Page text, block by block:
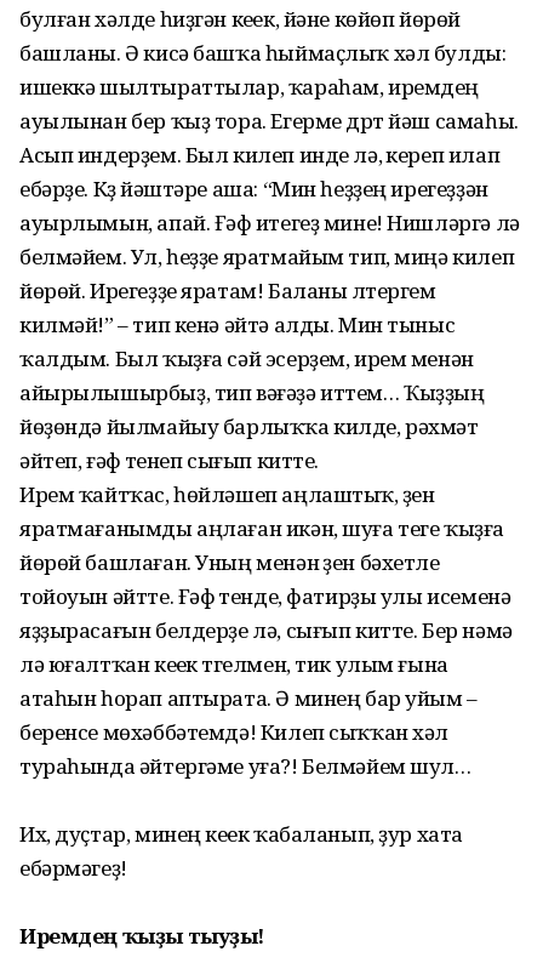
булған хәлде һиҙгән кеүек, йәне көйөп йөрөй
башланы. Ә кисә башҡа һыймаҫлыҡ хәл булды:
ишеккә шылтыраттылар, ҡараһам, иремдең
ауылынан бер ҡыҙ тора. Егерме дүрт йәш самаһы.
Асып индерҙем. Был килеп инде лә, үкереп илап
ебәрҙе. Күҙ йәштәре аша: “Мин һеҙҙең ирегеҙҙән
ауырлымын, апай. Ғәфү итегеҙ мине! Нишләргә лә
белмәйем. Ул, һеҙҙе яратмайым тип, миңә килеп
йөрөй. Ирегеҙҙе яратам! Баланы үлтергем
килмәй!” – тип кенә әйтә алды. Мин тыныс
ҡалдым. Был ҡыҙға сәй эсер­ҙем, ирем менән
айырылышырбыҙ, тип вәғәҙә иттем… Ҡыҙҙың
йөҙөндә йылмайыу барлыҡҡа килде, рәхмәт
әйтеп, ғәфү үтенеп сығып китте.
Ирем ҡайтҡас, һөйләшеп аңлаштыҡ, үҙен
яратмағанымды аңлаған икән, шуға теге ҡыҙға
йөрөй башлаған. Уның менән үҙен бәхетле
тойоуын әйтте. Ғәфү үтенде, фатирҙы улы исеменә
яҙҙырасағын белдерҙе лә, сығып китте. Бер нәмә
лә юғалт­ҡан кеүек түгелмен, тик улым ғына
атаһын һорап аптырата. Ә минең бар уйым –
беренсе мөхәббәтемдә! Килеп сыҡҡан хәл
тураһында әйтергәме уға?! Белмәйем шул…
Их, дуҫтар, минең кеүек ҡабаланып, ҙур хата
ебәрмәгеҙ!
Иремдең ҡыҙы тыуҙы!